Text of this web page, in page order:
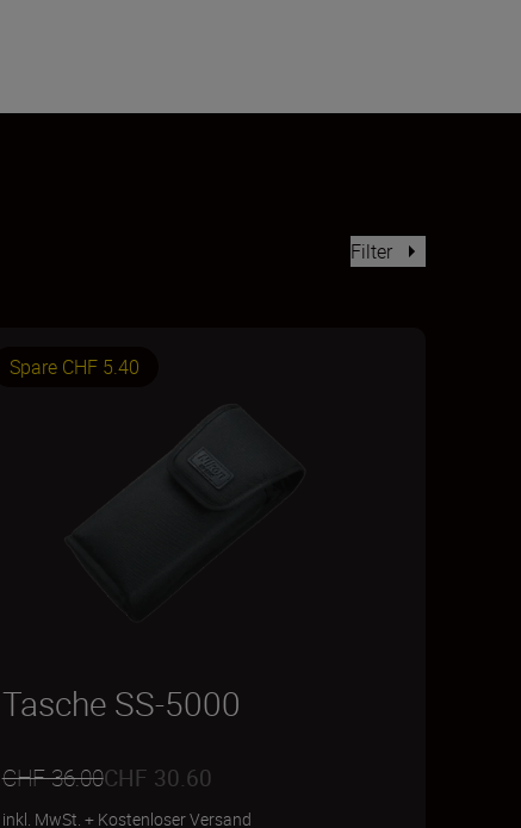
Filter
Spare CHF 5.40
Tasche SS-5000
CHF 36.00CHF 30.60
inkl. MwSt. + Kostenloser Versand